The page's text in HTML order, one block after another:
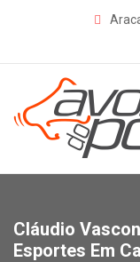
Cláudio
Esportes Em